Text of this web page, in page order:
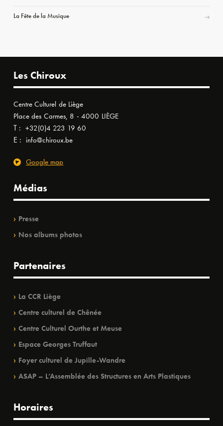
La Fête de la Musique
Les Chiroux
Centre Culturel de Liège
Place des Carmes, 8 - 4000 LIÈGE
T : +32(0)4 223 19 60
E : info@chiroux.be
Google map
Médias
Presse
Nos albums photos
Partenaires
La CCR Liège
Centre culturel de Chênée
Centre Culturel Ourthe et Meuse
Espace Georges Truffaut
Foyer culturel de Jupille-Wandre
ASAP – L’Assemblée des Structures en Arts Plastiques
Horaires